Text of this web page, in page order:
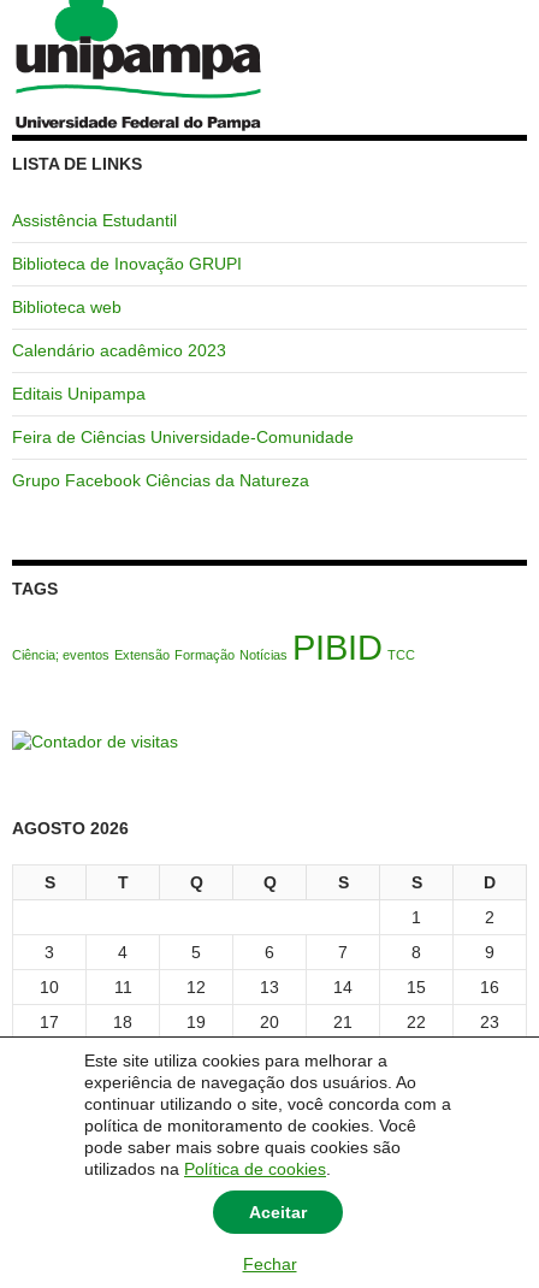
Este site utiliza cookies para melhorar a
experiência de navegação dos usuários. Ao
continuar utilizando o site, você concorda com a
política de monitoramento de cookies. Você
pode saber mais sobre quais cookies são
utilizados na Política de cookies
Aceitar
Fechar
LISTA DE LINKS
Assistência Estudantil
Biblioteca de Inovação GRUPI
Biblioteca web
Calendário acadêmico 2023
Editais Unipampa
Feira de Ciências Universidade-Comunidade
Grupo Facebook Ciências da Natureza
TAGS
Ciência; eventos Extensão Formação Notícias PIBID TCC
AGOSTO 2026
S T Q Q S S
D
1
2
3
4 5 6 7 8
9
10
11 12 13 14 15
16
17
18 19 20 21 22
23
25 26 27 28